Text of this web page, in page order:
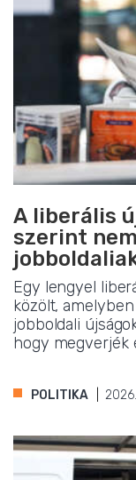
A liberális
szerint
Egy lengyel
közölt,
jobboldali
hogy megverjék
POLITIKA